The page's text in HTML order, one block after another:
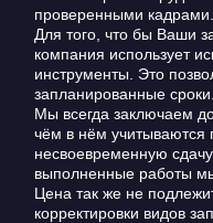
проверенными кадрами.
Для того, что бы Ваши
компания использует
инструменты. Это
запланированные сроки.
Мы всегда заключаем
чём в нём учитываются
несвоевременную
выполненные работы
Цена так же не
корректировки видов